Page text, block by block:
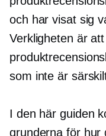
och har visat sig
Verkligheten är
som inte är
I den här guiden
grunderna för hur